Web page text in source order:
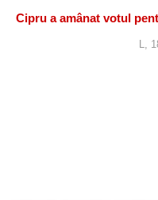
Cipru a amânat votul
L,